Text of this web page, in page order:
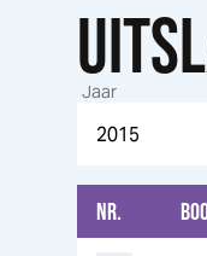
Jaar
NR.